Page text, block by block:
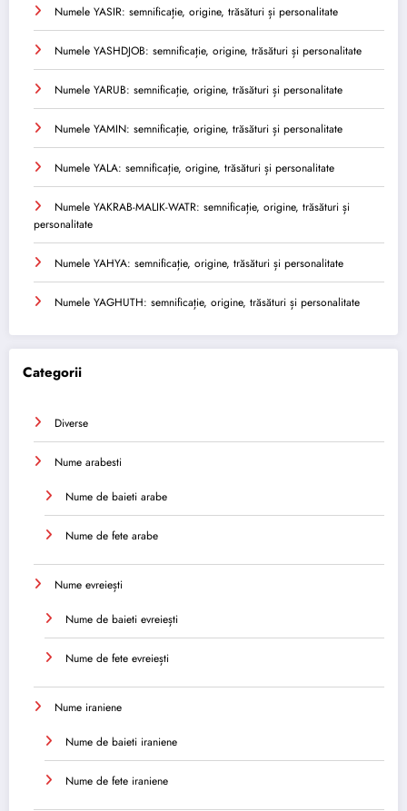
Numele YASIR: semnificație, origine, trăsături și personalitate
Numele YASHDJOB: semnificație, origine, trăsături și personalitate
Numele YARUB: semnificație, origine, trăsături și personalitate
Numele YAMIN: semnificație, origine, trăsături și personalitate
Numele YALA: semnificație, origine, trăsături și personalitate
Numele YAKRAB-MALIK-WATR: semnificație, origine, trăsături și
personalitate
Numele YAHYA: semnificație, origine, trăsături și personalitate
Numele YAGHUTH: semnificație, origine, trăsături și personalitate
Categorii
Diverse
Nume arabesti
Nume de baieti arabe
Nume de fete arabe
Nume evreiești
Nume de baieti evreiești
Nume de fete evreiești
Nume iraniene
Nume de baieti iraniene
Nume de fete iraniene